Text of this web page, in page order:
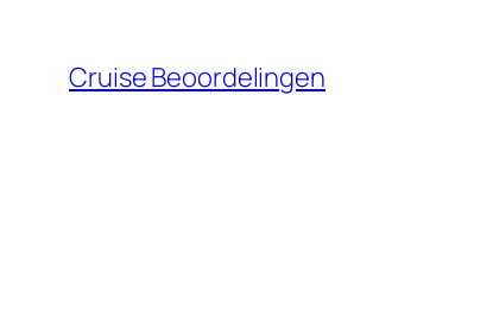
Cruise Beoordelingen